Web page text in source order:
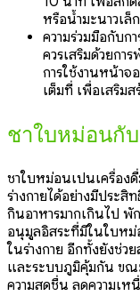
หรือน้ำมะนาวเ
ความร่วมมือกับก
ควรเสริมด้วยกา
การใช้งานหน้าจ
เต็มที่ เพื่อเสริม
ชาใบหม่อนกั
ชาใบหม่อนเป็นเครื่อ
ร่างกายได้อย่างมีประ
กินอาหารมากเกินไป
อนุมูลอิสระที่มีในใบหม่
ในร่างกาย อีกทั้งยังช่ว
และระบบภูมิคุ้มกัน ขณ
ความสดชื่น ลดความเห